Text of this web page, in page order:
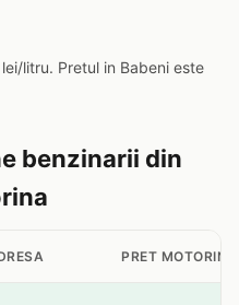
lei/litru. Pretul in Babeni este
benzinarii din
PRET MOTORINA